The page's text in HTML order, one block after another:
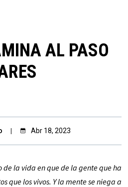
AL PASO
Abr 18, 2023
de la vida en que de la gente que ha
que los vivos. Y la mente se niega a